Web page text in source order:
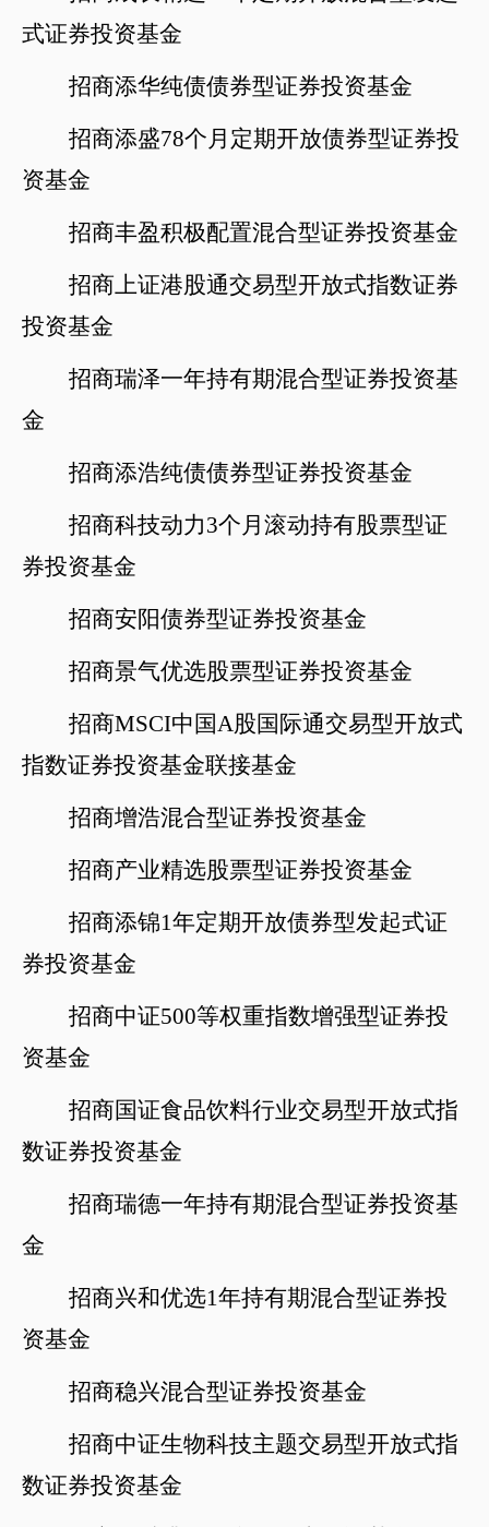
式证券投资基金
招商添华纯债债券型证券投资基金
招商添盛78个月定期开放债券型证券投
资基金
招商丰盈积极配置混合型证券投资基金
招商上证港股通交易型开放式指数证券
投资基金
招商瑞泽一年持有期混合型证券投资基
金
招商添浩纯债债券型证券投资基金
招商科技动力3个月滚动持有股票型证
券投资基金
招商安阳债券型证券投资基金
招商景气优选股票型证券投资基金
招商MSCI中国A股国际通交易型开放式
指数证券投资基金联接基金
招商增浩混合型证券投资基金
招商产业精选股票型证券投资基金
招商添锦1年定期开放债券型发起式证
券投资基金
招商中证500等权重指数增强型证券投
资基金
招商国证食品饮料行业交易型开放式指
数证券投资基金
招商瑞德一年持有期混合型证券投资基
金
招商兴和优选1年持有期混合型证券投
资基金
招商稳兴混合型证券投资基金
招商中证生物科技主题交易型开放式指
数证券投资基金